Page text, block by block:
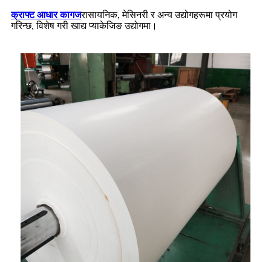
क्राफ्ट आधार कागजरासायनिक, मेसिनरी र अन्य उद्योगहरूमा प्रयोग
गरिन्छ, विशेष गरी खाद्य प्याकेजिङ उद्योगमा।